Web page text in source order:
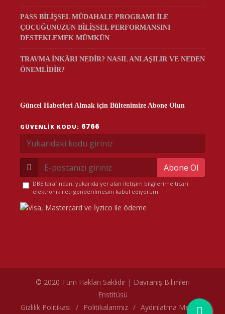
PASS BİLİŞSEL MÜDAHALE PROGRAMI İLE
ÇOCUĞUNUZUN BİLİŞSEL PERFORMANSINI
DESTEKLEMEK MÜMKÜN
TRAVMA İNKÂRI NEDİR? NASIL ANLAŞILIR VE NEDEN
ÖNEMLİDİR?
Güncel Haberleri Almak için Bültenimize Abone Olun
GÜVENLIK KODU: 6766
Abone Ol
DBE tarafından, yukarıda yer alan iletişim bilgilerime ticari
elektronik ileti gönderilmesini kabul ediyorum.
© 2020 Tüm Hakları Saklıdır | Davranış Bilimleri
Enstitüsü
Gizlilik Politikası / Politikalarımız / Aydınlatma Metni
çerez politikamız